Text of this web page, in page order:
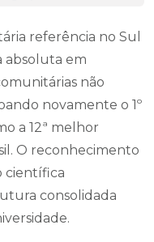
referência no Sul
absoluta em
não
novamente o 1º
a 12ª melhor
O reconhecimento
científica
consolidada